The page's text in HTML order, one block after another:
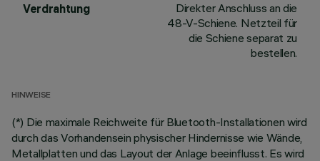
Verdrahtung
Direkter Anschluss an die
48-V-Schiene. Netzteil für
die Schiene separat zu
bestellen.
HINWEISE
(*) Die maximale Reichweite für Bluetooth-Installationen wird
durch das Vorhandensein physischer Hindernisse wie Wände,
Metallplatten und das Layout der Anlage beeinflusst. Es wird